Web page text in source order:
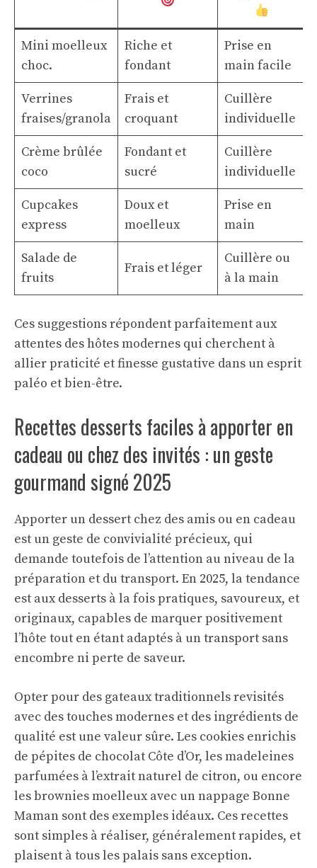
Mini moelleux
choc.
Riche et
fondant
Prise en
main facile
Verrines
fraises/granola
Frais et
croquant
Cuillère
individuelle
Crème brûlée
coco
Fondant et
sucré
Cuillère
individuelle
Cupcakes
express
Doux et
moelleux
Prise en
main
Salade de
fruits
Frais et léger
Cuillère ou
à la main
Ces suggestions répondent parfaitement aux
attentes des hôtes modernes qui cherchent à
allier praticité et finesse gustative dans un esprit
paléo et bien-être.
Recettes desserts faciles à apporter en
cadeau ou chez des invités : un geste
gourmand signé 2025
Apporter un dessert chez des amis ou en cadeau
est un geste de convivialité précieux, qui
demande toutefois de l’attention au niveau de la
préparation et du transport. En 2025, la tendance
est aux desserts à la fois pratiques, savoureux, et
originaux, capables de marquer positivement
l’hôte tout en étant adaptés à un transport sans
encombre ni perte de saveur.
Opter pour des gateaux traditionnels revisités
avec des touches modernes et des ingrédients de
qualité est une valeur sûre. Les cookies enrichis
de pépites de chocolat Côte d’Or, les madeleines
parfumées à l’extrait naturel de citron, ou encore
les brownies moelleux avec un nappage Bonne
Maman sont des exemples idéaux. Ces recettes
sont simples à réaliser, généralement rapides, et
plaisent à tous les palais sans exception.